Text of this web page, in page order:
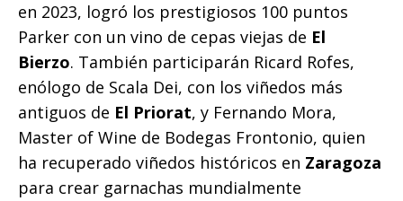
en 2023, logró los prestigiosos 100 puntos
Parker con un vino de cepas viejas de El
Bierzo. También participarán Ricard Rofes,
enólogo de Scala Dei, con los viñedos más
antiguos de El Priorat, y Fernando Mora,
Master of Wine de Bodegas Frontonio, quien
ha recuperado viñedos históricos en Zaragoza
para crear garnachas mundialmente